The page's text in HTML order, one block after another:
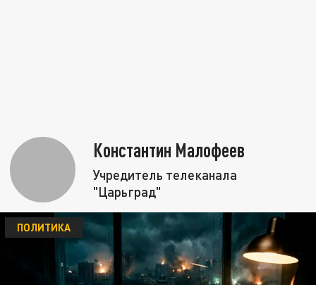
Константин Малофеев
Учредитель телеканала
"Царьград"
ПОЛИТИКА